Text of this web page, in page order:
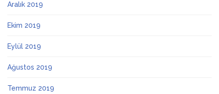
Aralık 2019
Ekim 2019
Eylül 2019
Ağustos 2019
Temmuz 2019